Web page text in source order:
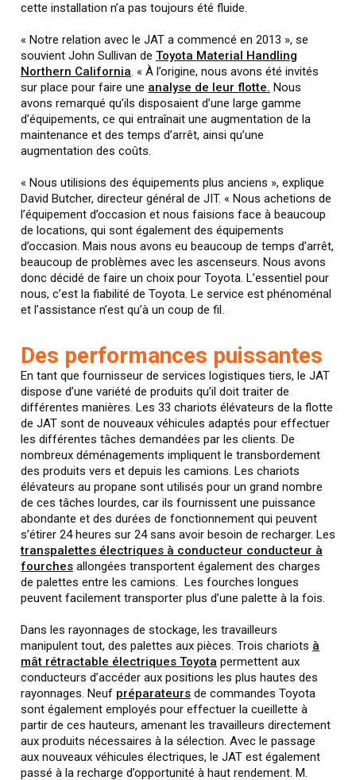
cette installation n’a pas toujours été fluide.
« Notre relation avec le JAT a commencé en 2013 », se
souvient John Sullivan de Toyota Material Handling
Northern California. « À l’origine, nous avons été invités
sur place pour faire une analyse de leur flotte. Nous
avons remarqué qu’ils disposaient d’une large gamme
d’équipements, ce qui entraînait une augmentation de la
maintenance et des temps d’arrêt, ainsi qu’une
augmentation des coûts.
« Nous utilisions des équipements plus anciens », explique
David Butcher, directeur général de JIT. « Nous achetions de
l’équipement d’occasion et nous faisions face à beaucoup
de locations, qui sont également des équipements
d’occasion. Mais nous avons eu beaucoup de temps d’arrêt,
beaucoup de problèmes avec les ascenseurs. Nous avons
donc décidé de faire un choix pour Toyota. L’essentiel pour
nous, c’est la fiabilité de Toyota. Le service est phénoménal
et l’assistance n’est qu’à un coup de fil.
Des performances puissantes
En tant que fournisseur de services logistiques tiers, le JAT
dispose d’une variété de produits qu’il doit traiter de
différentes manières. Les 33 chariots élévateurs de la flotte
de JAT sont de nouveaux véhicules adaptés pour effectuer
les différentes tâches demandées par les clients. De
nombreux déménagements impliquent le transbordement
des produits vers et depuis les camions. Les chariots
élévateurs au propane sont utilisés pour un grand nombre
de ces tâches lourdes, car ils fournissent une puissance
abondante et des durées de fonctionnement qui peuvent
s’étirer 24 heures sur 24 sans avoir besoin de recharger. Les
transpalettes électriques à conducteur conducteur à
fourches allongées transportent également des charges
de palettes entre les camions. Les fourches longues
peuvent facilement transporter plus d’une palette à la fois.
Dans les rayonnages de stockage, les travailleurs
manipulent tout, des palettes aux pièces. Trois chariots à
mât rétractable électriques Toyota permettent aux
conducteurs d’accéder aux positions les plus hautes des
rayonnages. Neuf préparateurs de commandes Toyota
sont également employés pour effectuer la cueillette à
partir de ces hauteurs, amenant les travailleurs directement
aux produits nécessaires à la sélection. Avec le passage
aux nouveaux véhicules électriques, le JAT est également
passé à la recharge d’opportunité à haut rendement. M.